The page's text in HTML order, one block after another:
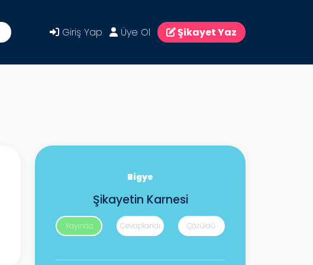
Giriş Yap Üye Ol Şikayet Yaz
Bigye
Şikayetin Karnesi
Yayında Cevaplandı Çözüldü